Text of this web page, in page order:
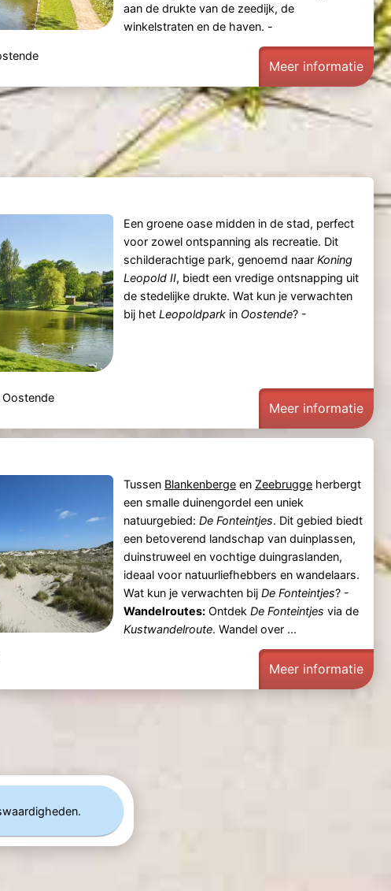
aan de drukte van de zeedijk, de
winkelstraten en de haven. -
Meer informatie
Een groene oase midden in de stad, perfect
voor zowel ontspanning als recreatie. Dit
schilderachtige park, genoemd naar Koning
Leopold II, biedt een vredige ontsnapping uit
de stedelijke drukte. Wat kun je verwachten
bij het Leopoldparkin Oostende? -
Oostende
Meer informatie
Tussen Blankenbergeen Zeebruggeherbergt
een smalle duinengordel een uniek
natuurgebied: De Fonteintjes. Dit gebied biedt
een betoverend landschap van duinplassen,
duinstruweel en vochtige duingraslanden,
ideaal voor natuurliefhebbers en wandelaars.
Wat kun je verwachten bij De Fonteintjes? -
Wandelroutes:Ontdek De Fonteintjes via de
Kustwandelroute. Wandel over ...
Meer informatie